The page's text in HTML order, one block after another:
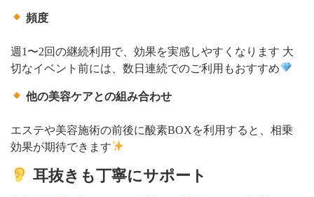
頻度
週1〜2回の継続利用で、効果を実感しやすくなります 大
切なイベント前には、数日連続でのご利用もおすすめ
他の美容ケアとの組み合わせ
エステや美容施術の前後に酸素BOXを利用すると、相乗
効果が期待できます
耳抜きも丁寧にサポート